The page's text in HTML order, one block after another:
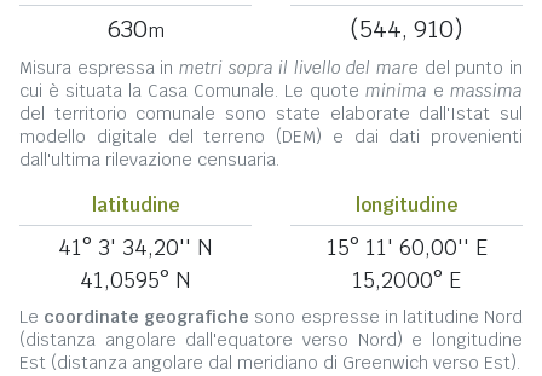
630m (544, 910)
Misura espressa in metri sopra il livello del mare del punto in
cui è situata la Casa Comunale. Le quote minima e massima
del territorio comunale sono state elaborate dall'Istat sul
modello digitale del terreno (DEM) e dai dati provenienti
dall'ultima rilevazione censuaria.
latitudine
41° 3' 34,20'' N
41,0595° N
longitudine
15° 11' 60,00'' E
15,2000° E
Le coordinate geografiche sono espresse in latitudine Nord
(distanza angolare dall'equatore verso Nord) e longitudine
Est (distanza angolare dal meridiano di Greenwich verso Est).